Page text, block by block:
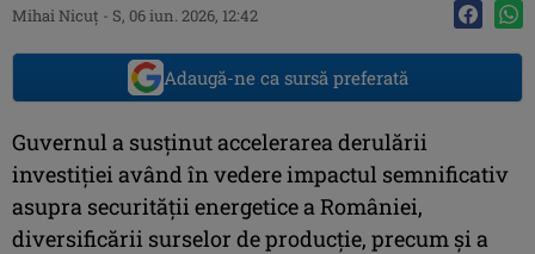
Mihai Nicuţ - S, 06 iun. 2026, 12:42
Adaugă-ne ca sursă preferată
Guvernul a susținut accelerarea derulării
investiției având în vedere impactul semnificativ
asupra securității energetice a României,
diversificării surselor de producție, precum și a